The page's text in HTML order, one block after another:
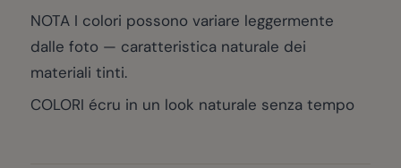
NOTA I colori possono variare leggermente
dalle foto — caratteristica naturale dei
materiali tinti.
COLORI écru in un look naturale senza tempo